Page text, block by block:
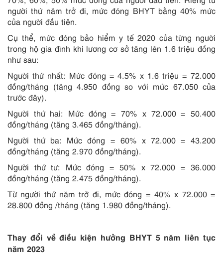
người thứ năm trở đi, mức đóng BHYT bằng 40% mức
của người đầu tiên.
Cụ thể, mức đóng bảo hiểm y tế 2020 của từng người
trong hộ gia đình khi lương cơ sở tăng lên 1.6 triệu đồng
như sau:
Người thứ nhất: Mức đóng = 4.5% x 1.6 triệu = 72.000
đồng/tháng (tăng 4.950 đồng so với mức 67.050 của
trước đây).
Người thứ hai: Mức đóng = 70% x 72.000 = 50.400
đồng/tháng (tăng 3.465 đồng/tháng).
Người thứ ba: Mức đóng = 60% x 72.000 = 43.200
đồng/tháng (tăng 2.970 đồng/tháng).
Người thứ tư: Mức đóng = 50% x 72.000 = 36.000
đồng/tháng (tăng 2.475 đồng/tháng).
Từ người thứ năm trở đi, mức đóng = 40% x 72.000 =
28.800 đồng /tháng (tăng 1.980 đồng/tháng).
Thay đổi về điều kiện hưởng BHYT 5 năm liên tục
năm 2023